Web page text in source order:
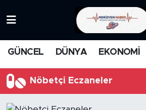
GÜNCEL DÜNYA EKONOMİ
Nöbetçi Eczaneler